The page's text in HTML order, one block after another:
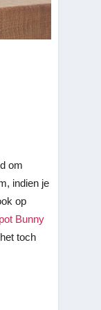
om
indien je
op
Bunny
toch